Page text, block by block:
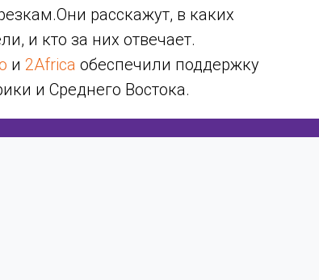
расскажут, в каких
и кто за них отвечает.
и 2Africa обеспечили поддержку
и Среднего Востока.